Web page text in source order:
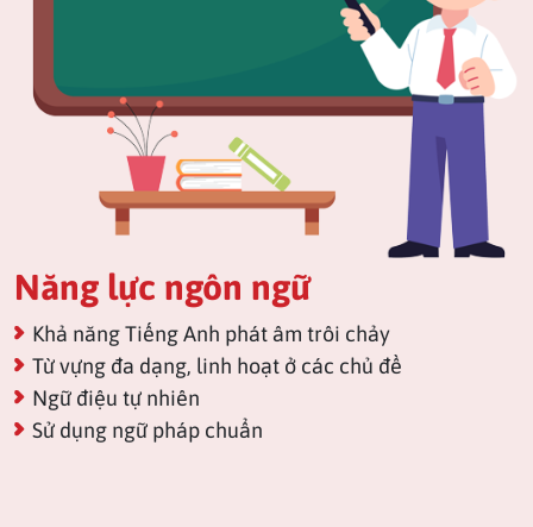
Năng lực ngôn ngữ
Khả năng Tiếng Anh phát âm trôi chảy
Từ vựng đa dạng, linh hoạt ở các chủ đề
Ngữ điệu tự nhiên
Sử dụng ngữ pháp chuẩn